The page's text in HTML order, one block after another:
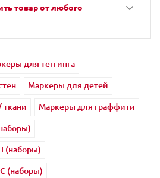
товар от любого
для теггинга
Маркеры для детей
Маркеры для граффити
(наборы)
(наборы)